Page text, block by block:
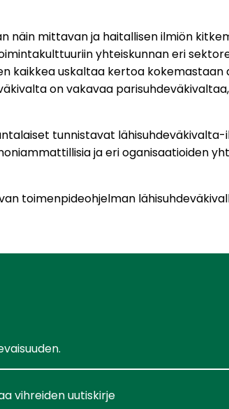
mittavan ja haitallisen ilmiön
yhteiskunnan eri
kaikkea uskaltaa kertoa kokemastaan
on vakavaa
tunnistavat
ja eri oganisaatioiden
toimenpideohjelman
vihreiden uutiskirje